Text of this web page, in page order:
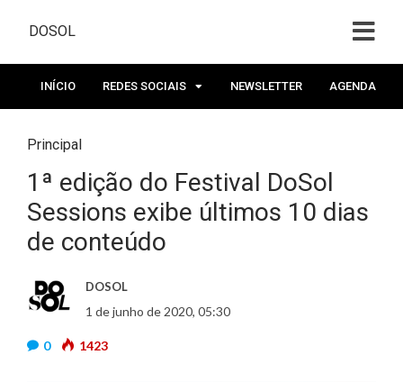
DOSOL
INÍCIO REDES SOCIAIS NEWSLETTER AGENDA
Principal
1ª edição do Festival DoSol
Sessions exibe últimos 10 dias
de conteúdo
DOSOL
1 de junho de 2020, 05:30
0 1423